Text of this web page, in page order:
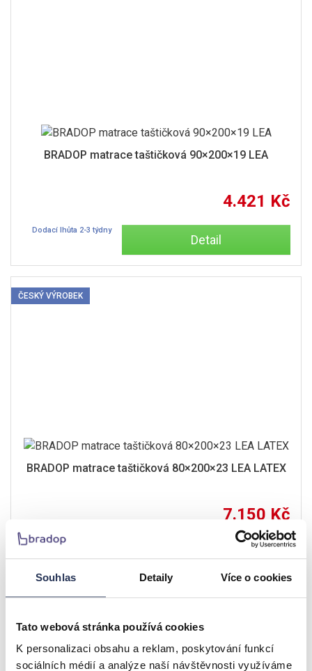
Souhlas Detaily Více o cookies
Tato webová stránka používá cookies
K personalizaci obsahu a reklam, poskytování funkcí
sociálních médií a analýze naší návštěvnosti využíváme
BRADOP matrace taštičková 90×200×19 LEA
4.421 Kč
Dodací lhůta 2-3 týdny
Detail
BRADOP matrace taštičková 80×200×23 LEA LATEX
7.150 Kč
Dodací lhůta 2-3 týdny
ČESKÝ VÝROBEK